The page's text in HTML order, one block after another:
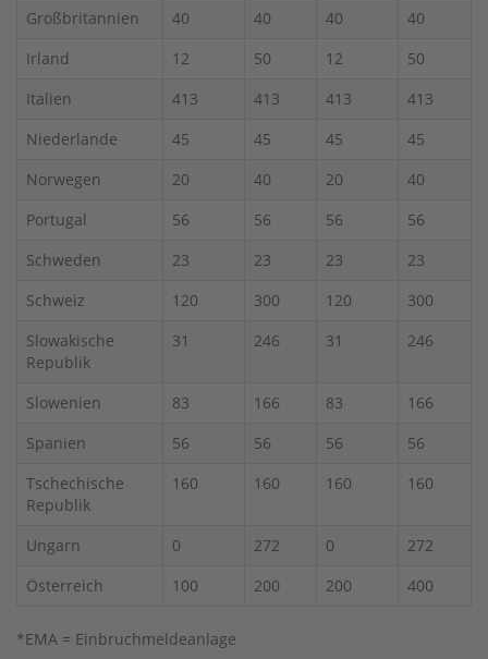
Großbritannien
40 40 40
40
Irland
12 50 12
50
Italien
413 413 413
413
Niederlande
45 45 45
45
Norwegen
20 40 20
40
Portugal
56 56 56
56
Schweden
23 23 23
23
Schweiz
120 300 120
300
Slowakische
Republik
31 246 31 246
Slowenien 83 166 83
166
Spanien
56 56 56
56
Tschechische
Republik
160 160 160 160
Ungarn 0 272 0
272
Österreich
100 200 200 400
*EMA = Einbruchmeldeanlage